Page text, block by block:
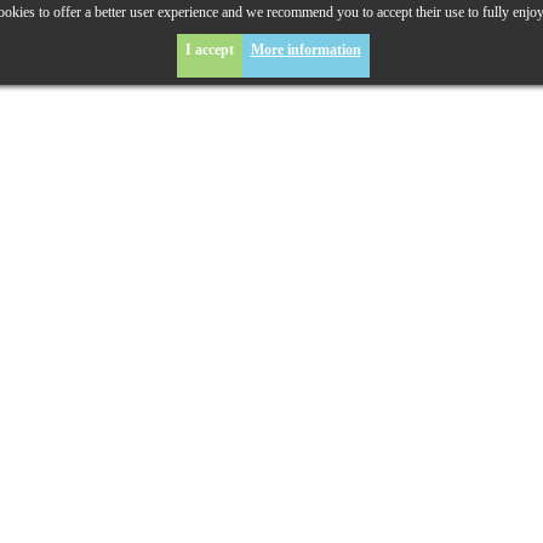
to offer a better user experience and we recommend you to accept their use to fully
I accept More information